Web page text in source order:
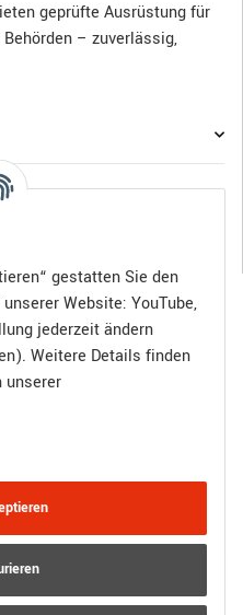
gestatten Sie den
Website: YouTube,
jederzeit ändern
Weitere Details finden
geprüfte Ausrüstung für
– zuverlässig,